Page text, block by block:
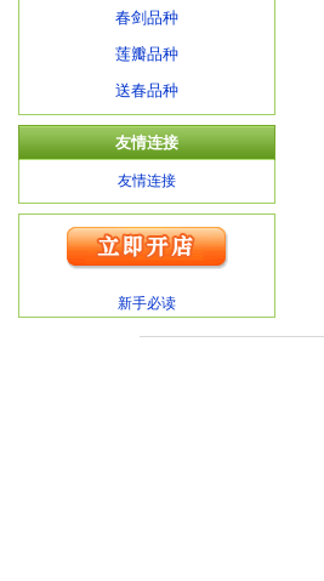
春剑品种
莲瓣品种
送春品种
友情连接
友情连接
新手必读